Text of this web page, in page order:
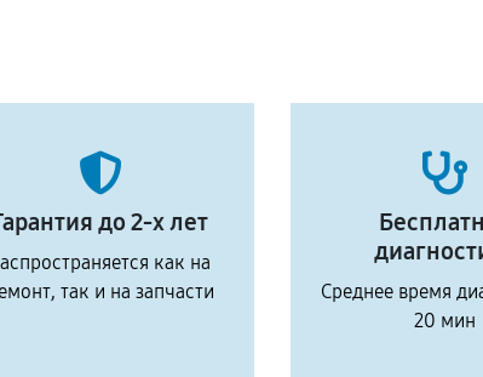
до 2-х лет
как на
так и на запчасти
Среднее время
20 мин